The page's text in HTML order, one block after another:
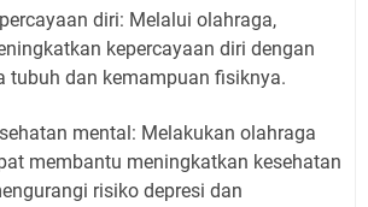
diri: Melalui olahraga,
kepercayaan diri dengan
tubuh dan kemampuan fisiknya.
mental: Melakukan olahraga
membantu meningkatkan kesehatan
risiko depresi dan